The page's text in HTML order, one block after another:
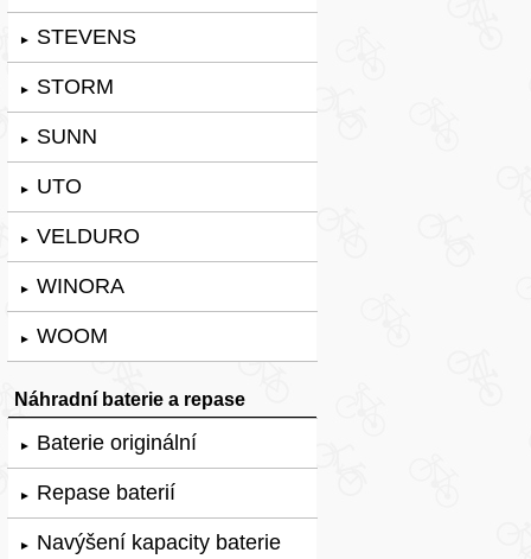
► STEVENS
► STORM
► SUNN
► UTO
► VELDURO
► WINORA
► WOOM
Náhradní baterie a repase
► Baterie originální
► Repase baterií
► Navýšení kapacity baterie